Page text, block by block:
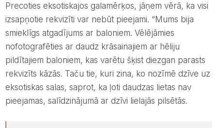
Precoties eksotiskajos galamērķos, jāņem vērā, ka visi
izsapņotie rekvizīti var nebūt pieejami. “Mums bija
smieklīgs atgadījums ar baloniem. Vēlējāmies
nofotografēties ar daudz krāsainajiem ar hēliju
pildītajiem baloniem, kas varētu šķist diezgan parasts
rekvizīts kāzās. Taču tie, kuri zina, ko nozīmē dzīve uz
eksotiskas salas, saprot, ka ļoti daudzas lietas nav
pieejamas, salīdzinājumā ar dzīvi lielajās pilsētās.